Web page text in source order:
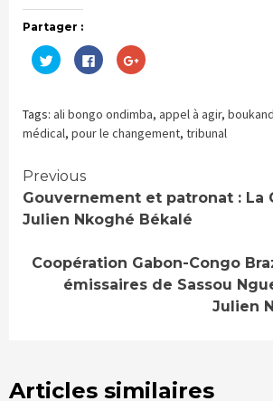
Partager :
Cliquez
pour
partager
dans
une
nouvelle
fenêtre)
Cliquez
pour
partager
dans
une
nouvelle
Cliquez
pour
(ouvre
dans
une
nouvelle
Tags: ali bongo ondimba, appel à agir,
médical, pour le changement, tribunal
Continue
Reading
Previous
Gouvernement et patronat : La
Julien Nkoghé Békalé
Coopération Gabon-Congo
émissaires de Sassou
Julien
Articles similaires